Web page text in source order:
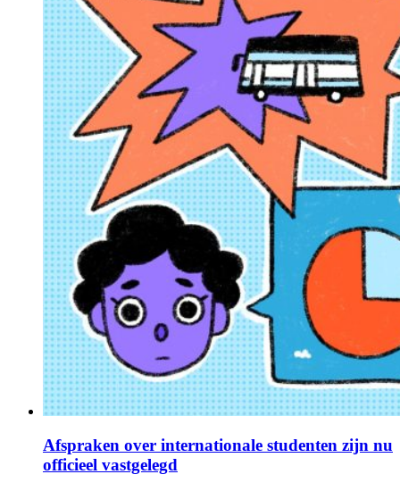
Afspraken over internationale studenten zijn nu
officieel vastgelegd